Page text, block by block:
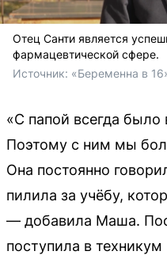
Отец Санти является
фармацевтической сфере.
Источник: «Беременна в
«С папой всегда было
Поэтому с ним мы
Она постоянно
пилила за учёбу,
— добавила Маша.
поступила в